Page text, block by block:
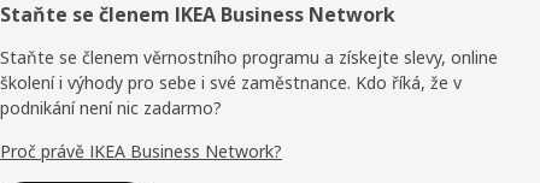
Staňte se členem IKEA Business Network
Staňte se členem věrnostního programu a získejte slevy, online
školení i výhody pro sebe i své zaměstnance. Kdo říká, že v
podnikání není nic zadarmo?
Proč právě IKEA Business Network?